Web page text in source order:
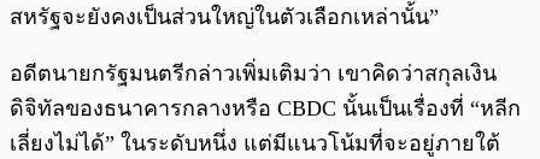
สหรัฐจะยังคงเป็นส่วนใหญ่ในตัวเลือกเหล่านั้น”
อดีตนายกรัฐมนตรีกล่าวเพิ่มเติมว่า เขาคิดว่าสกุลเงิน
ดิจิทัลของธนาคารกลางหรือ CBDC นั้นเป็นเรื่องที่ “หลีก
เลี่ยงไม่ได้” ในระดับหนึ่ง แต่มีแนวโน้มที่จะอยู่ภายใต้